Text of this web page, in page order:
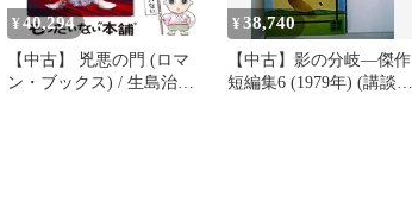
¥ 40,294
【中古】 兇悪の門 (ロマ
ン・ブックス) / 生島治郎
¥38,740
【中古】影の分岐—傑作
短編集6 (1979年) (講談社